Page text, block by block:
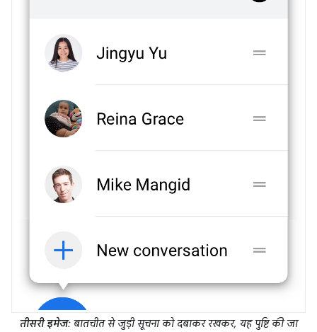
तीसरी इमेज: बातचीत से जुड़ी सूचना को दबाकर रखकर, यह पुष्टि की जा